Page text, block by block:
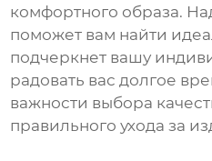
комфортного образа.
поможет вам найти
подчеркнет вашу
радовать вас долгое
важности выбора
правильного ухода за